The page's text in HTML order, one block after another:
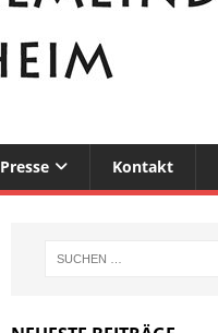
Presse Kontakt